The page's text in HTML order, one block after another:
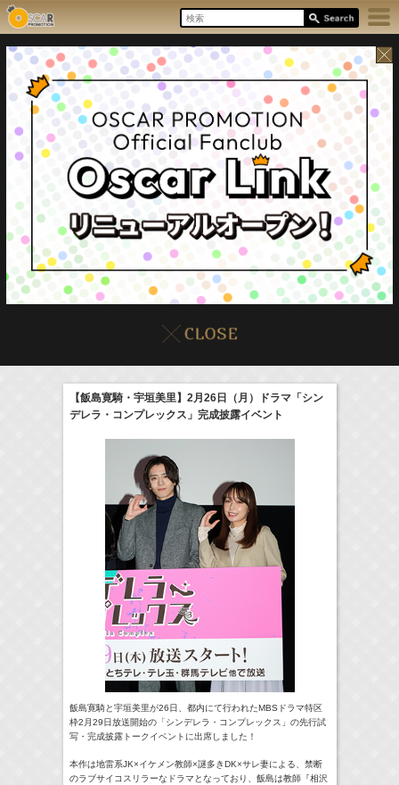
本日の出演情報8/7(Fri) イベント販売情報
Tシャツが乾くまで
> More
【飯島寛騎・宇垣美里】2月26日（月）ドラマ「シン
デレラ・コンプレックス」完成披露イベント
飯島寛騎と宇垣美里が26日、都内にて行われたMBSドラマ特区
枠2月29日放送開始の「シンデレラ・コンプレックス」の先行試
写・完成披露トークイベントに出席しました！
本作は地雷系JK×イケメン教師×謎多きDK×サレ妻による、禁断
のラブサイコスリラーなドラマとなっており、飯島は教師『相沢